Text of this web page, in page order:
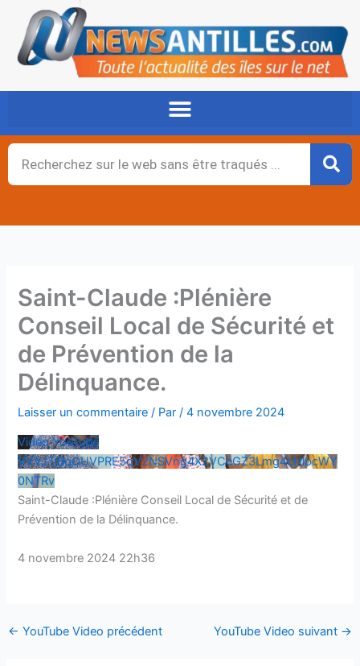
contenu
Rechercher
Saint-Claude :Plénière
Conseil Local de Sécurité et
de Prévention de la
Délinquance.
Laisser un commentaire / Par/4 novembre 2024
Vidéo YouTube
VVVJTjBqOUVPRE5qV2NSVng4X2VCeGZ3Lmg4cHlpcWY
0NTRv
Saint-Claude :Plénière Conseil Local de Sécurité et de
Prévention de la Délinquance.
4 novembre 2024 22h36
← YouTube Video précédent YouTube Video suivant →